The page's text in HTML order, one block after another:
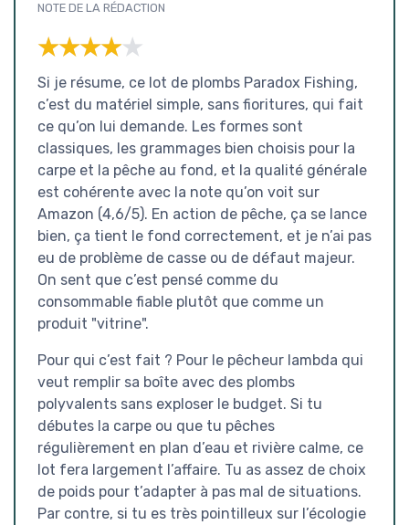
NOTE DE LA RÉDACTION
★★★★★
★★★★★
Si je résume, ce lot de plombs Paradox Fishing,
c’est du matériel simple, sans fioritures, qui fait
ce qu’on lui demande. Les formes sont
classiques, les grammages bien choisis pour la
carpe et la pêche au fond, et la qualité générale
est cohérente avec la note qu’on voit sur
Amazon (4,6/5). En action de pêche, ça se lance
bien, ça tient le fond correctement, et je n’ai pas
eu de problème de casse ou de défaut majeur.
On sent que c’est pensé comme du
consommable fiable plutôt que comme un
produit "vitrine".
Pour qui c’est fait ? Pour le pêcheur lambda qui
veut remplir sa boîte avec des plombs
polyvalents sans exploser le budget. Si tu
débutes la carpe ou que tu pêches
régulièrement en plan d’eau et rivière calme, ce
lot fera largement l’affaire. Tu as assez de choix
de poids pour t’adapter à pas mal de situations.
Par contre, si tu es très pointilleux sur l’écologie